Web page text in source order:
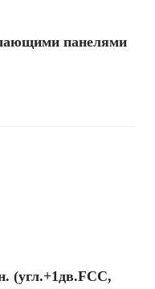
панелями
(угл.+1дв.FCC,